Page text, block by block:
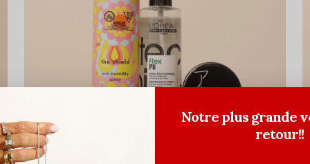
Notre plus grande
retour!!